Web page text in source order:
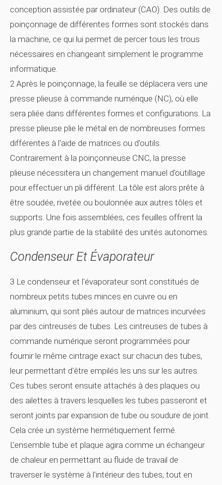
conception assistée par ordinateur (CAO). Des outils de
poinçonnage de différentes formes sont stockés dans
la machine, ce qui lui permet de percer tous les trous
nécessaires en changeant simplement le programme
informatique.
2 Après le poinçonnage, la feuille se déplacera vers une
presse plieuse à commande numérique (NC), où elle
sera pliée dans différentes formes et configurations. La
presse plieuse plie le métal en de nombreuses formes
différentes à l'aide de matrices ou d'outils.
Contrairement à la poinçonneuse CNC, la presse
plieuse nécessitera un changement manuel d'outillage
pour effectuer un pli différent. La tôle est alors prête à
être soudée, rivetée ou boulonnée aux autres tôles et
supports. Une fois assemblées, ces feuilles offrent la
plus grande partie de la stabilité des unités autonomes.
Condenseur Et Évaporateur
3 Le condenseur et l'évaporateur sont constitués de
nombreux petits tubes minces en cuivre ou en
aluminium, qui sont pliés autour de matrices incurvées
par des cintreuses de tubes. Les cintreuses de tubes à
commande numérique seront programmées pour
fournir le même cintrage exact sur chacun des tubes,
leur permettant d'être empilés les uns sur les autres.
Ces tubes seront ensuite attachés à des plaques ou
des ailettes à travers lesquelles les tubes passeront et
seront joints par expansion de tube ou soudure de joint.
Cela crée un système hermétiquement fermé.
L'ensemble tube et plaque agira comme un échangeur
de chaleur en permettant au fluide de travail de
traverser le système à l'intérieur des tubes, tout en